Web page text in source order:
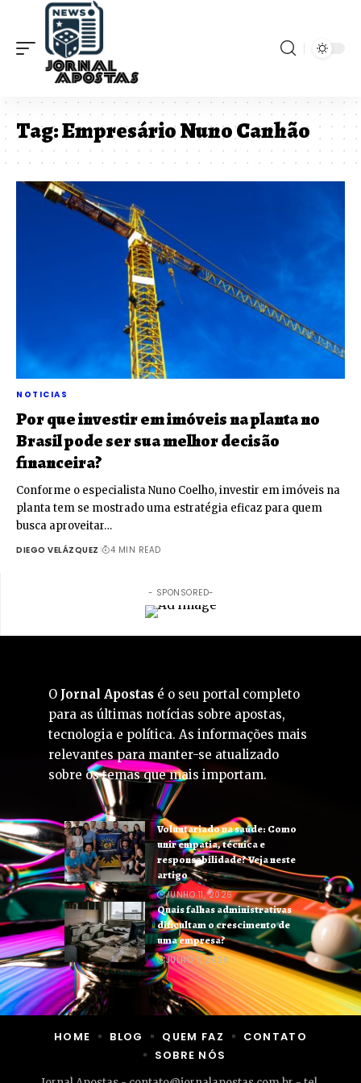
Tag:Empresário Nuno Canhão
NOTICIAS
Por que investir em imóveis na planta no
Brasil pode ser sua melhor decisão
financeira?
Conforme o especialista Nuno Coelho, investir em imóveis na
planta tem se mostrado uma estratégia eficaz para quem
busca aproveitar…
DIEGO VELÁZQUEZ 4 MIN READ
- SPONSORED-
O Jornal Apostas é o seu portal completo
para as últimas notícias sobre apostas,
tecnologia e política. As informações mais
relevantes para manter-se atualizado
sobre os temas que mais importam.
Voluntariado na saúde: Como
unir empatia, técnica e
responsabilidade? Veja neste
artigo
JUNHO 11, 2026
Quais falhas administrativas
dificultam o crescimento de
uma empresa?
JULHO 7, 2026
HOME BLOG QUEM FAZ
CONTATO
SOBRE NÓS